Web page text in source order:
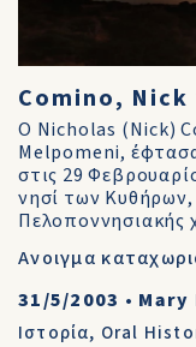
Comino,
Ο Nicholas (Nick)
Melpomeni,
στις 29
νησί των Κυθήρων,
Πελοποννησιακής
Ανοιγμα
31/5/2003 • Mary
Ιστορία, Oral